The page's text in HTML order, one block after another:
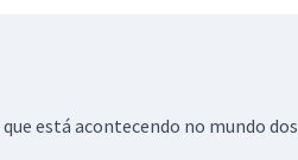
está acontecendo no mundo dos